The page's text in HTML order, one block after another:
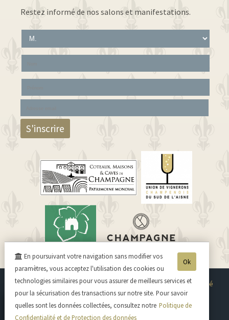
Restez informé de nos salons et manifestations.
Cuvée Brut Tradition Cuvée Grande Réserve Cuvée Rosé
Cuvée Blanc de Noirs Grand Cru Cuvée Léo Millésime 2010
Ok
En poursuivant votre navigation sans modifier vos
paramètres, vous acceptez l'utilisation des cookies ou
technologies similaires pour vous assurer de meilleurs services et
pour la sécurisation des transactions sur notre site. Pour savoir
quelles sont les données collectées, consultez notre Politique de
Confidentialité et de Protection des données